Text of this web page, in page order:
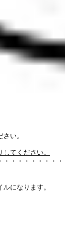
い。
てください。
・・・・・・・
になります。